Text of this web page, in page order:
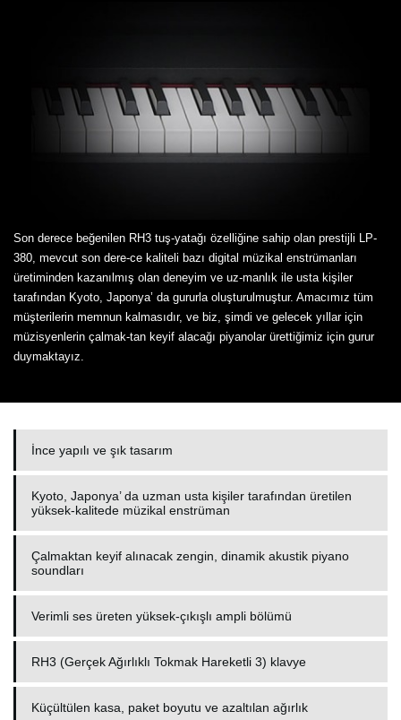
Son derece beğenilen RH3 tuş-yatağı özelliğine sahip olan prestijli LP-
380, mevcut son dere-ce kaliteli bazı digital müzikal enstrümanları
üretiminden kazanılmış olan deneyim ve uz-manlık ile usta kişiler
tarafından Kyoto, Japonya’ da gururla oluşturulmuştur. Amacımız tüm
müşterilerin memnun kalmasıdır, ve biz, şimdi ve gelecek yıllar için
müzisyenlerin çalmak-tan keyif alacağı piyanolar ürettiğimiz için gurur
duymaktayız.
İnce yapılı ve şık tasarım
Kyoto, Japonya’ da uzman usta kişiler tarafından üretilen
yüksek-kalitede müzikal enstrüman
Çalmaktan keyif alınacak zengin, dinamik akustik piyano
soundları
Verimli ses üreten yüksek-çıkışlı ampli bölümü
RH3 (Gerçek Ağırlıklı Tokmak Hareketli 3) klavye
Küçültülen kasa, paket boyutu ve azaltılan ağırlık